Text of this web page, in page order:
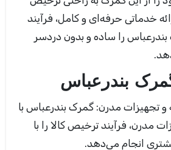
خدماتی حرفه‌ای و کامل، فرآیند
را ساده و بدون دردسر
.
بندرعباس
و تجهیزات مدرن: گمرک بندرعباس با
مدرن، فرآیند ترخیص کالا را با
انجام می‌دهد.